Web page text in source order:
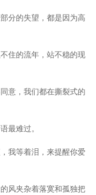
分的失望，都是因为高
住的流年，站不稳的现
意，我们都在撕裂式的
最难过。
我等着泪，来提醒你爱
风夹杂着落寞和孤独把